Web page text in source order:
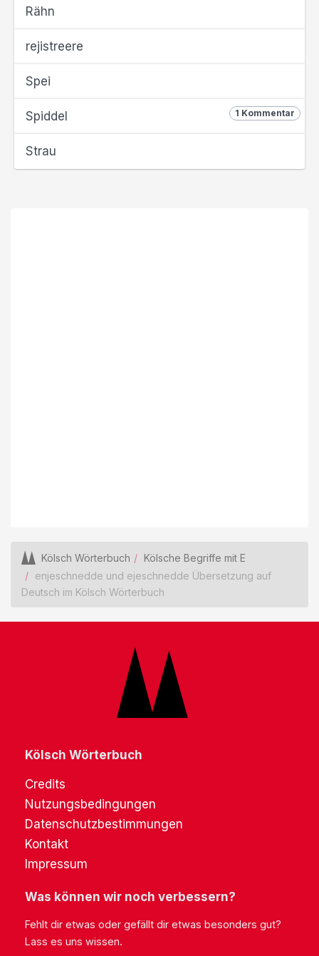
Rähn
rejistreere
Spei
1 Kommentar
Spiddel
Strau
Kölsch Wörterbuch
Kölsche Begriffe mit E
enjeschnedde und ejeschnedde Übersetzung auf
Deutsch im Kölsch Wörterbuch
Kölsch Wörterbuch
Credits
Nutzungsbedingungen
Datenschutzbestimmungen
Kontakt
Impressum
Was können wir noch verbessern?
Fehlt dir etwas oder gefällt dir etwas besonders gut?
Lass es uns wissen.